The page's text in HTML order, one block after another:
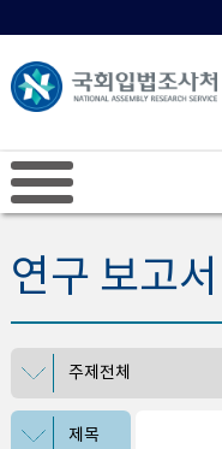
연구 보고서
주제전체
제목